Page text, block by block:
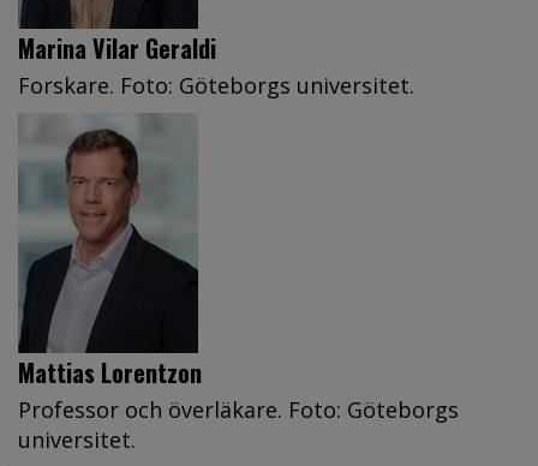
Marina Vilar Geraldi
Forskare. Foto: Göteborgs universitet.
Mattias Lorentzon
Professor och överläkare. Foto: Göteborgs
universitet.